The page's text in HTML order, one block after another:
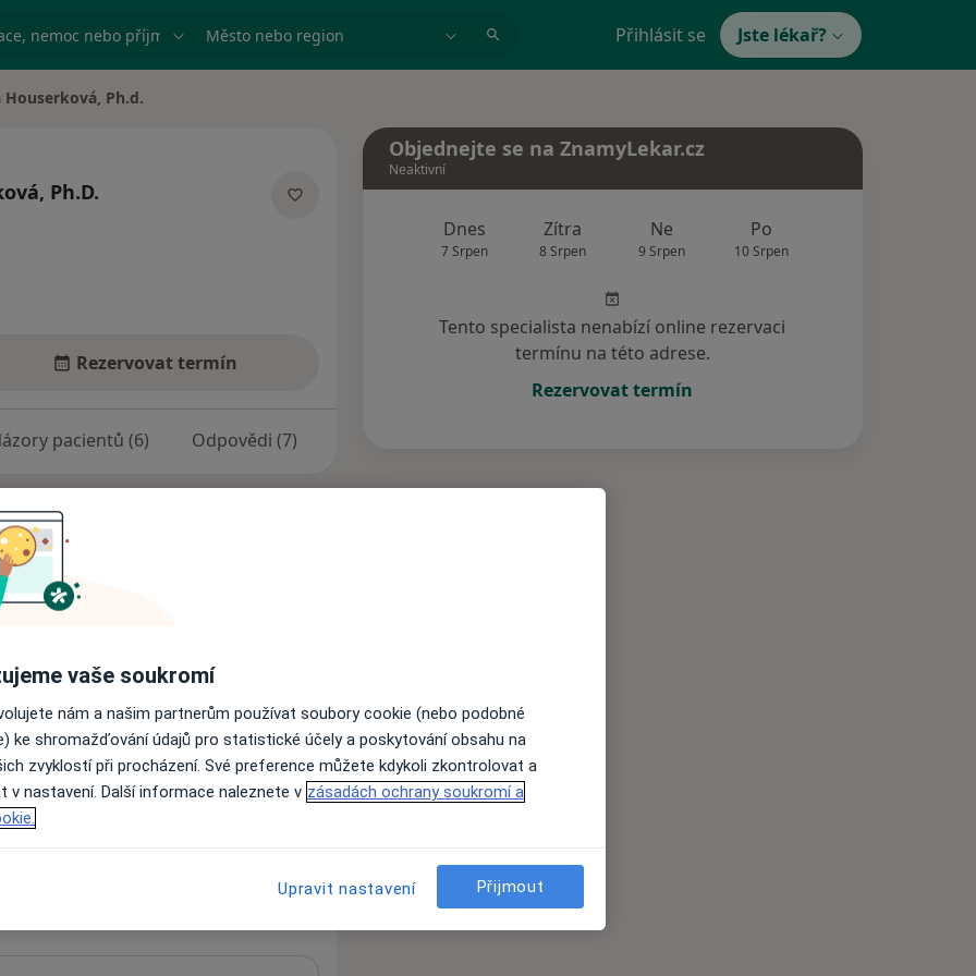
nemoc nebo příjmení Město nebo region Přihlásit se Jste lékař?
Houserková, Ph.d.
Ph.D.
Rezervovat termín
pacientů (6) Odpovědi (7)
v r. 1988. 20 let jsem pracovala na
jsem 1. atestaci z Radiologie v r.
(Ph.D.) jsem ukončila v r. 2004.
klinice především
centra v Olomouci
Asociace mamodiagnostiků ČR,
ČR, členem zahraničních
onemocnění prsů (EUSOBI,
v mamodiagnostice. I další personál
sestry, jsou specializované
Objednejte se na ZnamyLekar.cz
Neaktivní
Dnes
7 Srpen
Zítra
8 Srpen
Ne
9 Srpen
Po
10 Srpen
Tento specialista nenabízí online rezervaci
termínu na této adrese.
Rezervovat termín
vaše soukromí
nám a našim partnerům používat soubory cookie (nebo podobné
ke shromažďování údajů pro statistické účely a poskytování obsahu na
zvyklostí při procházení. Své preference můžete kdykoli zkontrolovat a
v nastavení. Další informace naleznete v zásadách ochrany soukromí a
Upravit nastavení Přijmout